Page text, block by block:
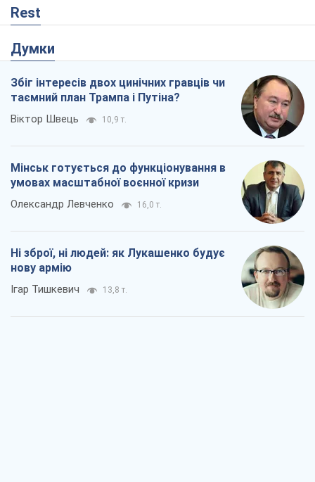
Rest
Думки
Збіг інтересів двох цинічних гравців чи
таємний план Трампа і Путіна?
Віктор Швець 10,9 т.
Мінськ готується до функціонування в
умовах масштабної воєнної кризи
Олександр Левченко 16,0 т.
Ні зброї, ні людей: як Лукашенко будує
нову армію
Ігар Тишкевич 13,8 т.